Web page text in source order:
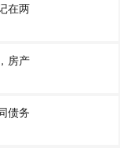
在两
房产
债务